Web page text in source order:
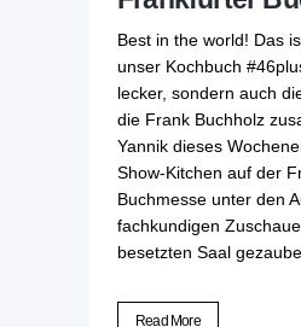
Best in the world! Das
unser Kochbuch
lecker, sondern auch
die Frank Buchholz
Yannik dieses
Show-Kitchen auf der
Buchmesse unter den
fachkundigen
besetzten Saal
Read More